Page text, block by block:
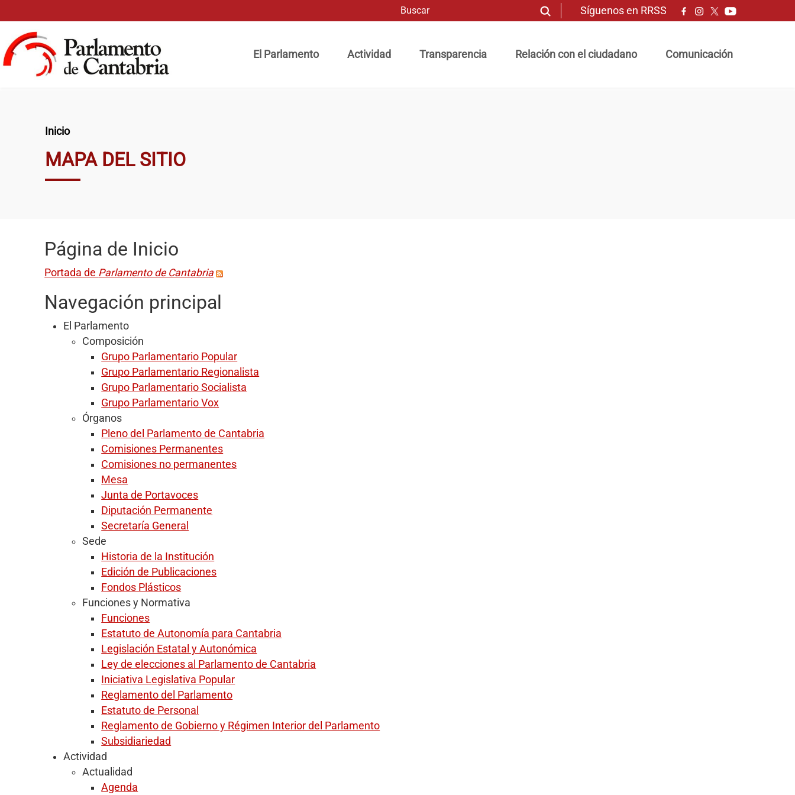
Síguenos en RRSS
El Parlamento
Actividad Transparencia Relación con el ciudadano Comunicación
Ruta de navegación
Inicio
MAPA DEL SITIO
Página de Inicio
Portada de Parlamento de Cantabria
Navegación principal
El Parlamento
Composición
Grupo Parlamentario Popular
Grupo Parlamentario Regionalista
Grupo Parlamentario Socialista
Grupo Parlamentario Vox
Órganos
Pleno del Parlamento de Cantabria
Comisiones Permanentes
Comisiones no permanentes
Mesa
Junta de Portavoces
Diputación Permanente
Secretaría General
Sede
Historia de la Institución
Edición de Publicaciones
Fondos Plásticos
Funciones y Normativa
Funciones
Estatuto de Autonomía para Cantabria
Legislación Estatal y Autonómica
Ley de elecciones al Parlamento de Cantabria
Iniciativa Legislativa Popular
Reglamento del Parlamento
Estatuto de Personal
Reglamento de Gobierno y Régimen Interior del Parlamento
Subsidiariedad
Actividad
Actualidad
Agenda